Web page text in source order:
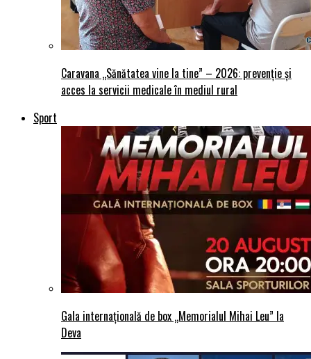
Caravana „Sănătatea vine la tine” – 2026: prevenție și
acces la servicii medicale în mediul rural
Sport
Gala internațională de box „Memorialul Mihai Leu” la
Deva